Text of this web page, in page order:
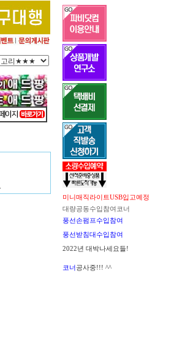
미니매직라이트USB입고예정
대량공동수입참여코너
풍선손펌프수입참여
풍선받침대수입참여
2022년 대박나세요들!
코너공사중!!! ^^